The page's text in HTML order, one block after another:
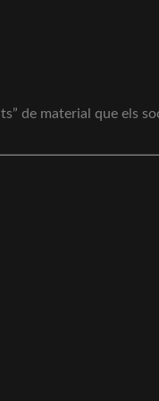
de material que els